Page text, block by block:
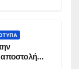
αποστολή